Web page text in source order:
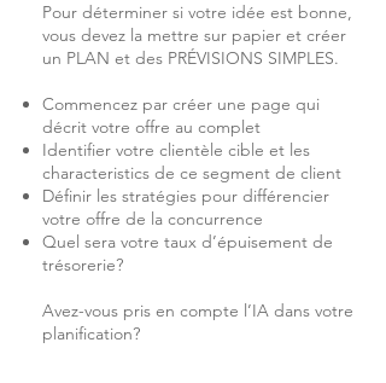
Pour déterminer si votre idée est bonne,
vous devez la mettre sur papier et créer
un PLAN et des PRÉVISIONS SIMPLES.
Commencez par créer une page qui
décrit votre offre au complet
Identifier votre clientèle cible et les
characteristics de ce segment de client
Définir les stratégies pour différencier
votre offre de la concurrence
Quel sera votre taux d’épuisement de
trésorerie?
Avez-vous pris en compte l’IA dans votre
planification?